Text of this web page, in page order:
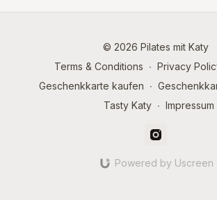
© 2026 Pilates mit Katy
Terms & Conditions ∙ Privacy
Geschenkkarte kaufen ∙
Tasty Katy ∙ Impressum
Powered by Uscreen